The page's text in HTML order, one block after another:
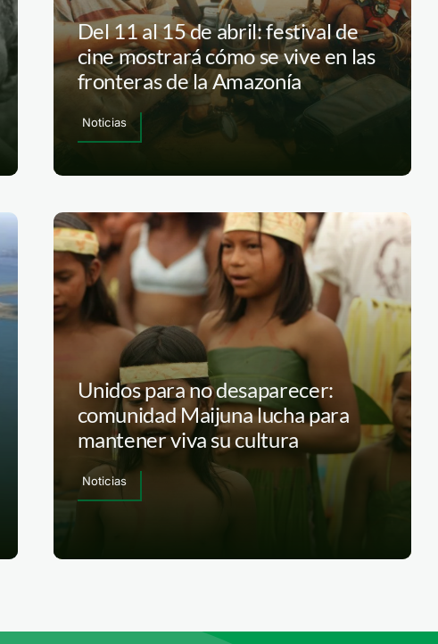
Del 11 al 15 de abril: festival de
cine mostrará cómo se vive en las
fronteras de la Amazonía
Noticias
Unidos para no desaparecer:
comunidad Maijuna lucha para
mantener viva su cultura
Noticias